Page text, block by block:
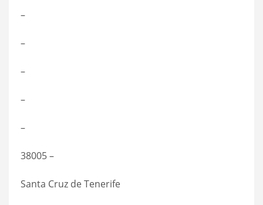
–
–
–
–
–
38005 –
Santa Cruz de Tenerife